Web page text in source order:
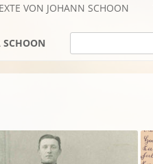
VON JOHANN SCHOON
SCHOON
BIOGRAFISCHES
AUDIO / FILME
FOTOS
SUCHE NACH: